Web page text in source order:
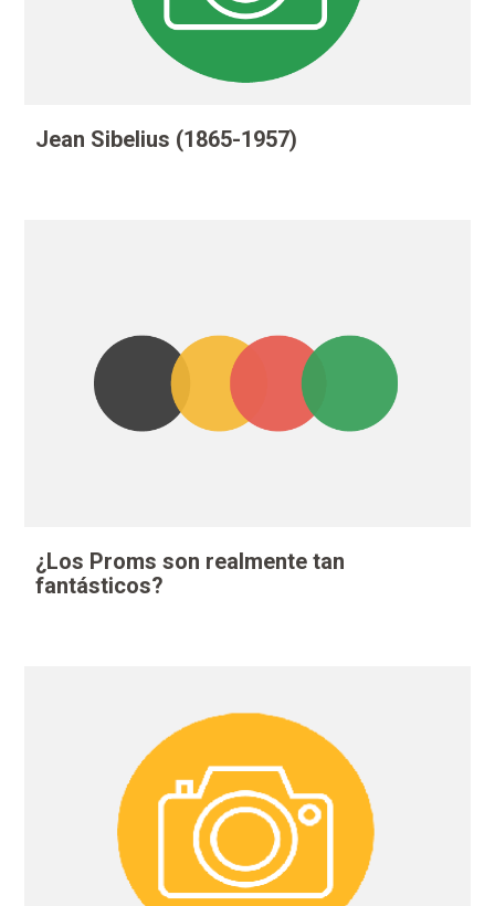
Jean Sibelius (1865-1957)
¿Los Proms son realmente tan
fantásticos?